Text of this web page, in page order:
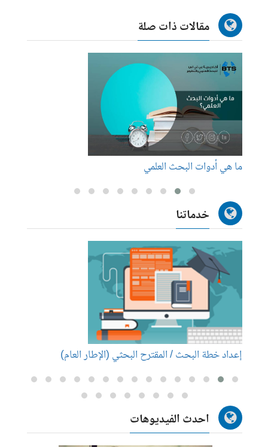
مقالات ذات صلة
ما هي أدوات البحث العلمي
خدماتنا
إعداد خطة البحث / المقترح البحثي (الإطار العام)
احدث الفيديوهات